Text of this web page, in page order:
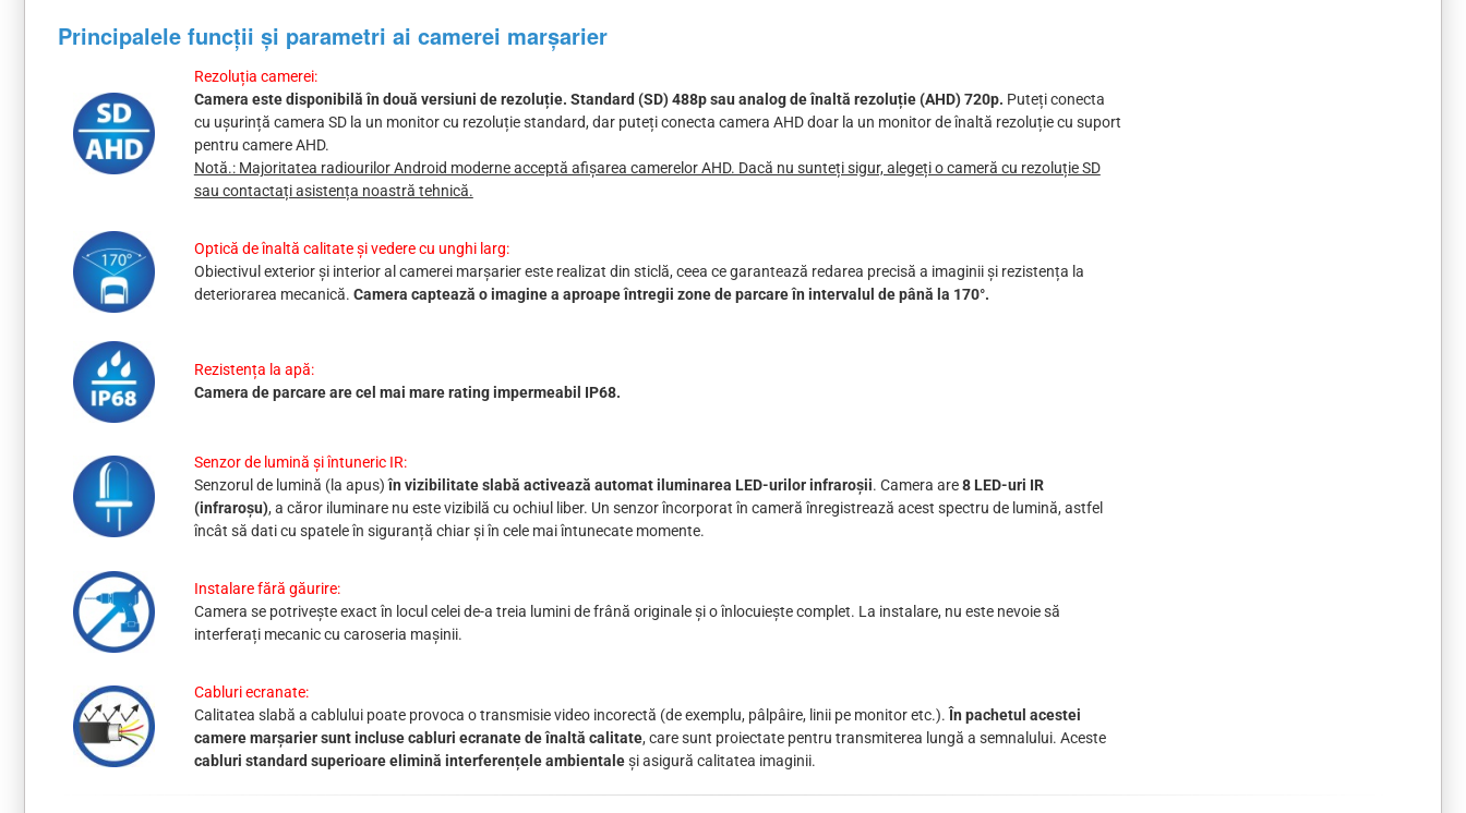
Principalele funcții și parametri ai camerei marșarier
Rezoluția camerei:
Camera este disponibilă în două versiuni de rezoluție. Standard (SD) 488p sau analog de înaltă rezoluție (AHD) 720p. Puteți conecta
cu ușurință camera SD la un monitor cu rezoluție standard, dar puteți conecta camera AHD doar la un monitor de înaltă rezoluție cu suport
pentru camere AHD.
Notă.: Majoritatea radiourilor Android moderne acceptă afișarea camerelor AHD. Dacă nu sunteți sigur, alegeți o cameră cu rezoluție SD
sau contactați asistența noastră tehnică.
Optică de înaltă calitate și vedere cu unghi larg:
Obiectivul exterior și interior al camerei marșarier este realizat din sticlă, ceea ce garantează redarea precisă a imaginii și rezistența la
deteriorarea mecanică. Camera captează o imagine a aproape întregii zone de parcare în intervalul de până la 170°.
Rezistența la apă:
Camera de parcare are cel mai mare rating impermeabil IP68.
Senzor de lumină și întuneric IR:
Senzorul de lumină (la apus)în vizibilitate slabă activează automat iluminarea LED-urilor infraroșii. Camera are8 LED-uri IR
(infraroșu), a căror iluminare nu este vizibilă cu ochiul liber. Un senzor încorporat în cameră înregistrează acest spectru de lumină, astfel
încât să dati cu spatele în siguranță chiar și în cele mai întunecate momente.
Instalare fără găurire:
Camera se potrivește exact în locul celei de-a treia lumini de frână originale și o înlocuiește complet. La instalare, nu este nevoie să
interferați mecanic cu caroseria mașinii.
Cabluri ecranate:
Calitatea slabă a cablului poate provoca o transmisie video incorectă (de exemplu, pâlpâire, linii pe monitor etc.). În pachetul acestei
camere marșarier sunt incluse cabluri ecranate de înaltă calitate, care sunt proiectate pentru transmiterea lungă a semnalului. Aceste
cabluri standard superioare elimină interferențele ambientaleși asigură calitatea imaginii.